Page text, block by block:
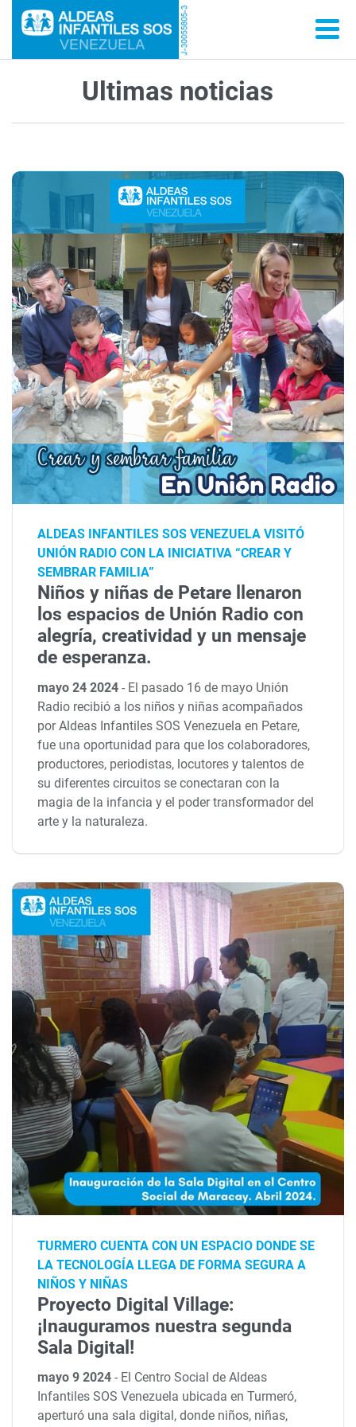
Ultimas noticias
ALDEAS INFANTILES SOS VENEZUELA VISITÓ
UNIÓN RADIO CON LA INICIATIVA “CREAR Y
SEMBRAR FAMILIA”
Niños y niñas de Petare llenaron
los espacios de Unión Radio con
alegría, creatividad y un mensaje
de esperanza.
mayo 24 2024- El pasado 16 de mayo Unión
Radio recibió a los niños y niñas acompañados
por Aldeas Infantiles SOS Venezuela en Petare,
fue una oportunidad para que los colaboradores,
productores, periodistas, locutores y talentos de
su diferentes circuitos se conectaran con la
magia de la infancia y el poder transformador del
arte y la naturaleza.
TURMERO CUENTA CON UN ESPACIO DONDE SE
LA TECNOLOGÍA LLEGA DE FORMA SEGURA A
NIÑOS Y NIÑAS
Proyecto Digital Village:
¡Inauguramos nuestra segunda
Sala Digital!
mayo 9 2024- El Centro Social de Aldeas
Infantiles SOS Venezuela ubicada en Turmeró,
aperturó una sala digital, donde niños, niñas,